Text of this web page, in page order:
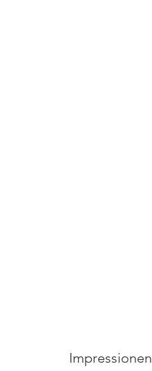
Impressionen